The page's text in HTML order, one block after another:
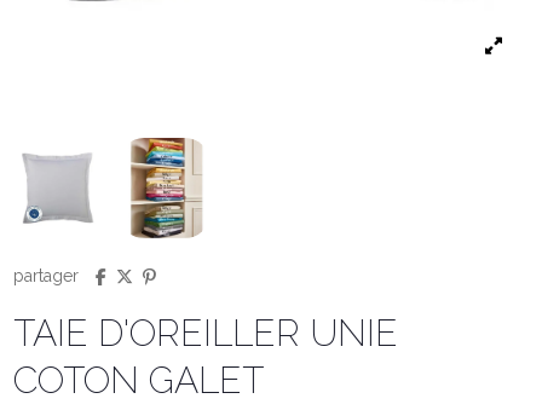
partager
TAIE D'OREILLER UNIE
COTON GALET